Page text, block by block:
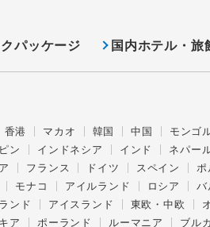
パッケージ 国内ホテル・旅
香港 マカオ 韓国 中国 モンゴ
ン
インドネシア インド ネパー
フランス ドイツ スペイン ポ
モナコ アイルランド ロシア バ
ンド
アイスランド 東欧・中欧
ア
ポーランド ルーマニア
ブル